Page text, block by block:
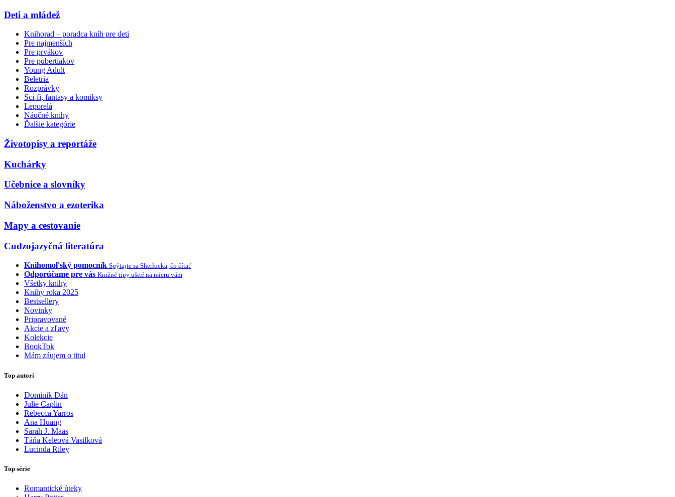
Deti a mládež
Knihorad – poradca kníh pre deti
Pre najmenších
Pre prvákov
Pre pubertiakov
Young Adult
Beletria
Rozprávky
Sci-fi, fantasy a komiksy
Leporelá
Náučné knihy
Ďalšie kategórie
Životopisy a reportáže
Kuchárky
Učebnice a slovníky
Náboženstvo a ezoterika
Mapy a cestovanie
Cudzojazyčná literatúra
Knihomoľský pomocník Spýtajte sa Sherlocka, čo čítať
Odporúčame pre vás Knižné tipy ušité na mieru vám
Všetky knihy
Knihy roka 2025
Bestsellery
Novinky
Pripravované
Akcie a zľavy
Kolekcie
BookTok
Mám záujem o titul
Top autori
Dominik Dán
Julie Caplin
Rebecca Yarros
Ana Huang
Sarah J. Maas
Táňa Keleová Vasilková
Lucinda Riley
Top série
Romantické úteky